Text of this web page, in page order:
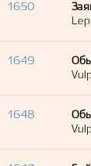
1650
1649
1648